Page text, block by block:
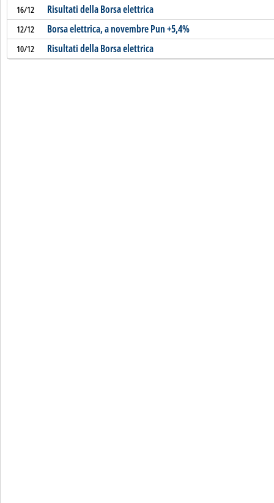
16/12 Risultati della Borsa elettrica
12/12 Borsa elettrica, a novembre Pun +5,4%
10/12 Risultati della Borsa elettrica